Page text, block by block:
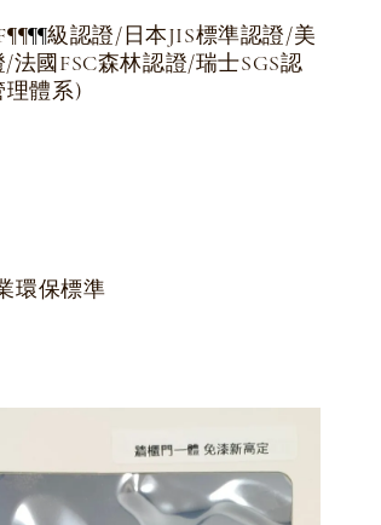
¶¶¶¶級認證/日本JIS標準認證/美
法國FSC森林認證/瑞士SGS認
理體系)
環保標準